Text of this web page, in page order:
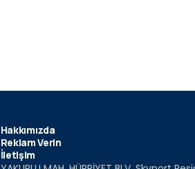
Hakkımızda
Reklam Verin
İletişim